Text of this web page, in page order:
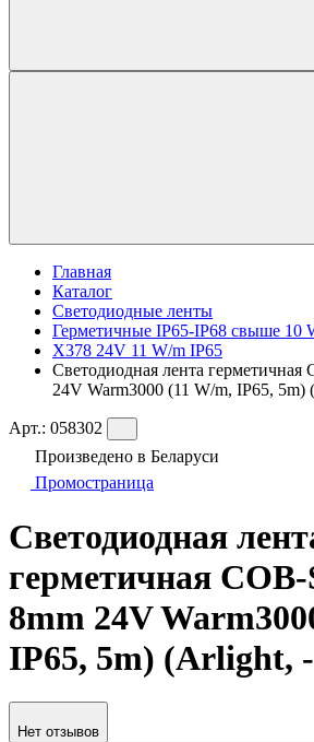
Главная
Каталог
Светодиодные ленты
Герметичные IP65-IP68 свыше 10
X378 24V 11 W/m IP65
Светодиодная лента герметичная
24V Warm3000 (11 W/m, IP65, 5m)
Арт.: 058302
Произведено в Беларуси
Промостраница
Светодиодная
герметичная
8mm 24V
IP65, 5m) (Arlight,
Нет отзывов